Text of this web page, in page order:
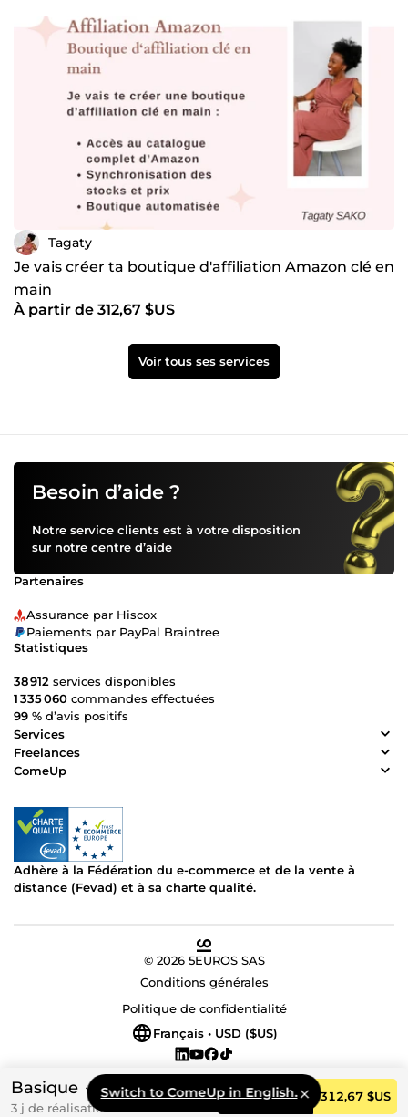
Basique
3 j de réalisation
Commander 312,67 $US
Tagaty
Je vais créer ta boutique d'affiliation Amazon clé en
main
À partir de 312,67 $US
Voir tous ses services
Switch to ComeUp in English.
Besoin d’aide ?
Notre service clients est à votre disposition
sur notre centre d’aide
Partenaires
Assurance par Hiscox
Paiements par PayPal Braintree
Statistiques
38 912 services disponibles
1 335 060 commandes effectuées
99 % d’avis positifs
Services
Freelances
ComeUp
Adhère à la Fédération du e-commerce et de la vente à
distance (Fevad) et à sa charte qualité.
© 2026 5EUROS SAS
Conditions générales
Politique de confidentialité
Français • USD ($US)